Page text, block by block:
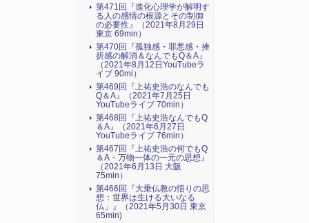
第471回『進化心理学が解明す
る人の感情の根源とその制御
の必要性』（2021年8月29日
東京 69min）
第470回『孤独感・罪悪感・挫
折感の解消＆なんでもQ＆A』
（2021年8月12日YouTubeラ
イブ 90mi）
第469回『上祐史浩のなんでも
Q＆A』（2021年7月25日
YouTubeライブ 70min）
第468回『上祐史浩なんでもQ
＆A』（2021年6月27日
YouTubeライブ 76min）
第467回『上祐史浩の何でもQ
＆A・万物一体の一元の思想』
（2021年6月13日 大阪
75min）
第466回『大乗仏教の悟りの思
想：世界は生ける大いなる
仏」』（2021年5月30日 東京
65min)